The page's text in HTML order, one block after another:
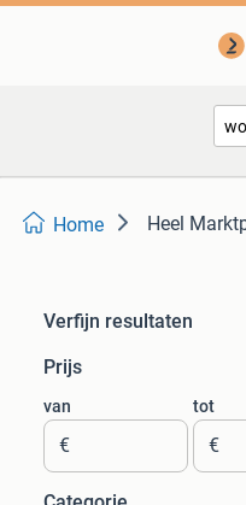
Home Heel
Verfijn resultaten
Prijs
van
€
tot
€